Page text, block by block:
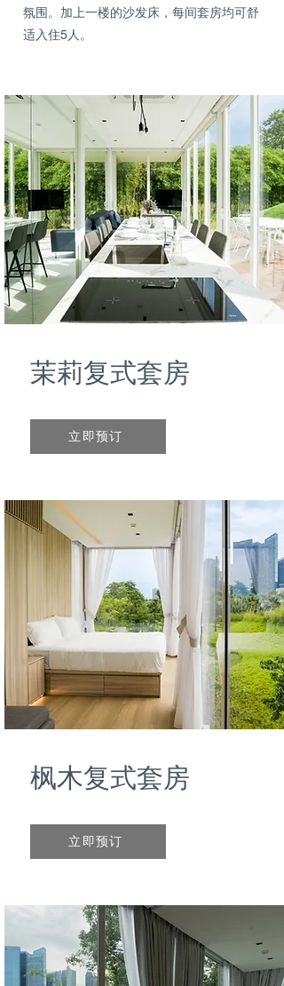
氛围。加上一楼的沙发床，每间套房均可舒
适入住5人。
茉莉复式套房
立即预订
枫木复式套房
立即预订